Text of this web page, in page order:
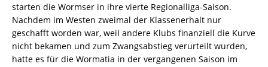
starten die Wormser in ihre vierte Regionalliga-Saison.
Nachdem im Westen zweimal der Klassenerhalt nur
geschafft worden war, weil andere Klubs finanziell die Kurve
nicht bekamen und zum Zwangsabstieg verurteilt wurden,
hatte es für die Wormatia in der vergangenen Saison im